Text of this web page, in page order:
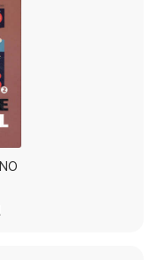
번역 215